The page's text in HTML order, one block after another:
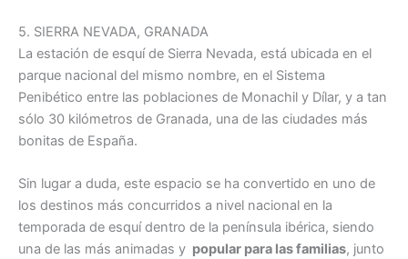
5. SIERRA NEVADA, GRANADA
La estación de esquí de Sierra Nevada, está ubicada en el
parque nacional del mismo nombre, en el Sistema
Penibético entre las poblaciones de Monachil y Dílar, y a tan
sólo 30 kilómetros de Granada, una de las ciudades más
bonitas de España.
Sin lugar a duda, este espacio se ha convertido en uno de
los destinos más concurridos a nivel nacional en la
temporada de esquí dentro de la península ibérica, siendo
una de las más animadas y popular para las familias, junto